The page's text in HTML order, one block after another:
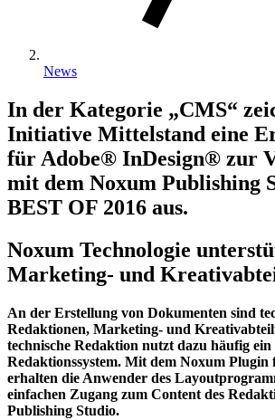
News
In der Kategorie „CMS“
Initiative Mittelstand eine
für Adobe® InDesign® zur
mit dem Noxum Publishing
BEST OF 2016 aus.
Noxum Technologie
Marketing- und
An der Erstellung von Dokumenten sind
Redaktionen, Marketing- und
technische Redaktion nutzt dazu häufig ein
Redaktionssystem. Mit dem Noxum Plugin
erhalten die Anwender des
einfachen Zugang zum Content des
Publishing Studio.